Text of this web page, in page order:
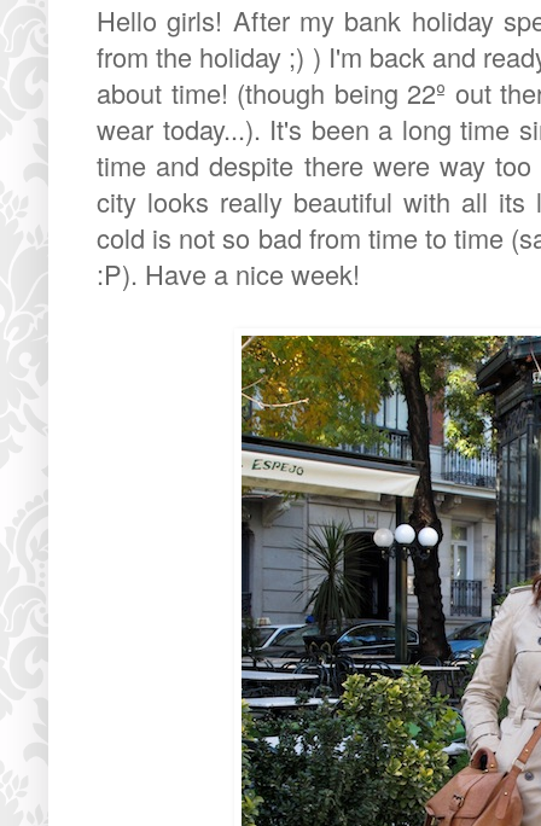
Hello girls! After my bank holiday
from the holiday ;) ) I'm back and
about time! (though being 22º out
wear today...). It's been a long time
time and despite there were way
city looks really beautiful with all its
cold is not so bad from time to time
:P). Have a nice week!